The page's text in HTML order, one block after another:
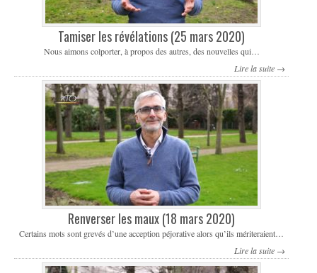
Tamiser les révélations (25 mars 2020)
Nous aimons colporter, à propos des autres, des nouvelles qui…
Lire la suite →
Renverser les maux (18 mars 2020)
Certains mots sont grevés d’une acception péjorative alors qu’ils mériteraient…
Lire la suite →